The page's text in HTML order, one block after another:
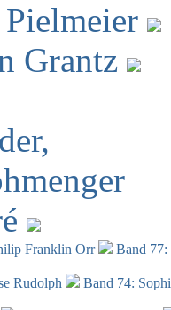
Grantz
Franklin Orr
Band
Rudolph
Band 74: